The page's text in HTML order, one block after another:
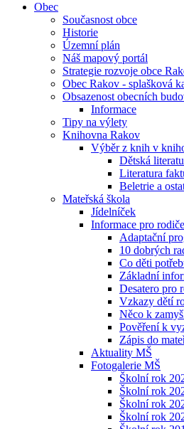
Obec
Současnost obce
Historie
Územní plán
Náš mapový portál
Strategie rozvoje obce
Obec Rakov - splašková
Obsazenost obecních
Informace
Tipy na výlety
Knihovna Rakov
Výběr z knih v
Dětská
Literatura
Beletrie a
Mateřská škola
Jídelníček
Informace pro rodiče
Adaptační
10 dobrých
Co děti
Základní
Desatero pro
Vzkazy dětí
Něco k
Pověření k
Zápis do
Aktuality MŠ
Fotogalerie MŠ
Školní rok
Školní rok
Školní rok
Školní rok